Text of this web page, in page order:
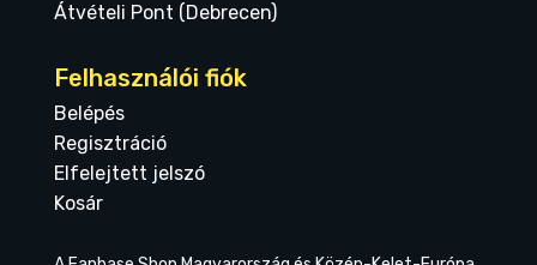
Átvételi Pont (Debrecen)
Felhasználói fiók
Belépés
Regisztráció
Elfelejtett jelszó
Kosár